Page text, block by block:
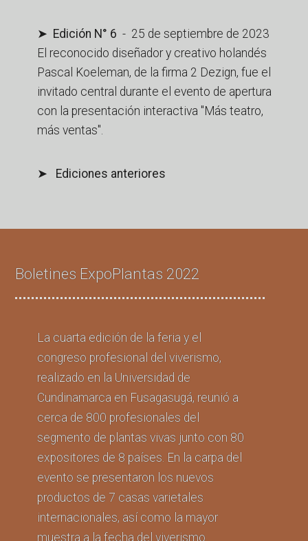
➤ Edición N° 6 - 25 de septiembre de 2023
El reconocido diseñador y creativo holandés
Pascal Koeleman, de la firma 2 Dezign, fue el
invitado central durante el evento de apertura
con la presentación interactiva "Más teatro,
más ventas".
➤ Ediciones anteriores
Boletines ExpoPlantas 2022
La cuarta edición de la feria y el
congreso profesional del viverismo,
realizado en la Universidad de
Cundinamarca en Fusagasugá, reunió a
cerca de 800 profesionales del
segmento de plantas vivas junto con 80
expositores de 8 países. En la carpa del
evento se presentaron los nuevos
productos de 7 casas varietales
internacionales, así como la mayor
muestra a la fecha del viverismo